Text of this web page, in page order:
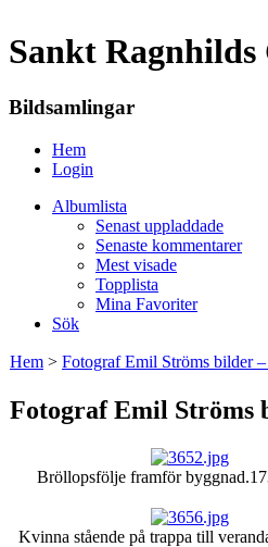
Sankt Ragnhilds
Bildsamlingar
Hem
Login
Albumlista
Senast uppladdade
Senaste kommentarer
Mest visade
Topplista
Mina Favoriter
Sök
Hem > Fotograf Emil Ströms bilder
Fotograf Emil Ströms
Bröllopsfölje framför byggnad.
Kvinna stående på trappa till